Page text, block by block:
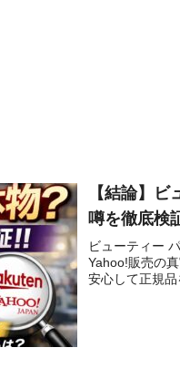
【結論】
噂を徹底検
ビューティー
Yahoo!販売の
安心して正規品